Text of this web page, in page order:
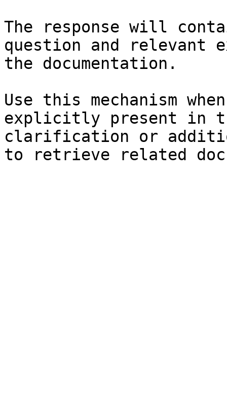
The response will
question and relevant
the documentation.
Use this mechanism
explicitly present in
clarification or